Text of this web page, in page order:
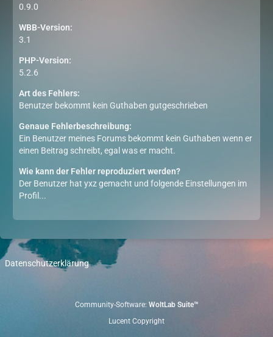
0.9.0
WBB-Version:
3.1
PHP-Version:
5.2.6
Art des Fehlers:
Benutzer bekommt kein Guthaben gutgeschrieben
Genaue Fehlerbeschreibung:
Ein Benutzer meines Forums bekommt kein Guthaben wenn er
einen Beitrag schreibt, egal was er macht.
Wie kann der Fehler reproduziert werden?
Der Benutzer hat yxz gemacht und folgende Einstellungen im
Profil...
Datenschutzerklärung
Community-Software: WoltLab Suite™
Lucent Copyright